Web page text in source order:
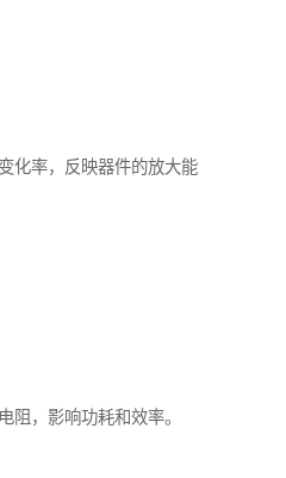
化率，反映器件的放大能
阻，影响功耗和效率。